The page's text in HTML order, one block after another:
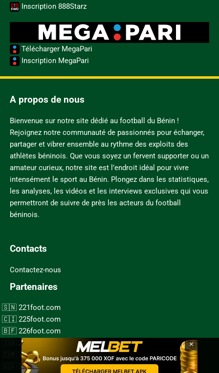
Inscription 888Starz
Télécharger MegaPari
Inscription MegaPari
A propos de nous
Bienvenue sur notre site dédié au football du Bénin !
Rejoignez notre communauté de passionnés pour échanger,
partager et vibrer ensemble au rythme des exploits des
athlètes béninois. Que vous soyez un fervent supporter ou un
amateur curieux, notre site est l’endroit idéal pour vivre
intensément le sport au Bénin. Plongez dans les statistiques,
les analyses, les vidéos et les interviews exclusives qui vous
permettront de suivre de près les acteurs du football
béninois.
Contacts
Contactez-nous
Partenaires
221foot.com
225foot.com
226foot.com
228foot.com
237foot.com
243foot.com
×